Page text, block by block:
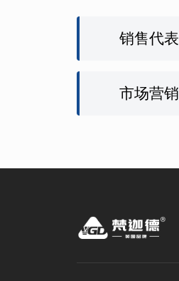
销售代表
市场营销